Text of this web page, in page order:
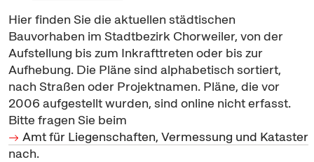
Hier finden Sie die aktuellen städtischen
Bauvorhaben im Stadtbezirk Chorweiler, von der
Aufstellung bis zum Inkrafttreten oder bis zur
Aufhebung. Die Pläne sind alphabetisch sortiert,
nach Straßen oder Projektnamen. Pläne, die vor
2006 aufgestellt wurden, sind online nicht erfasst.
Bitte fragen Sie beim
Amt für Liegenschaften, Vermessung und Kataster
nach.